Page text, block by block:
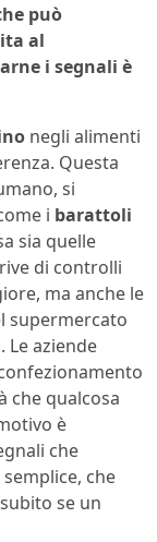
può
al
i segnali è
negli alimenti
Questa
si
i barattoli
sia quelle
di controlli
ma anche le
supermercato
Le aziende
che qualcosa
è
che
che
se un